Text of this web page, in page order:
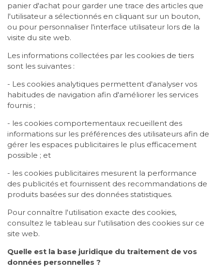
panier d'achat pour garder une trace des articles que
l'utilisateur a sélectionnés en cliquant sur un bouton,
ou pour personnaliser l'interface utilisateur lors de la
visite du site web.
Les informations collectées par les cookies de tiers
sont les suivantes :
- Les cookies analytiques permettent d'analyser vos
habitudes de navigation afin d'améliorer les services
fournis ;
- les cookies comportementaux recueillent des
informations sur les préférences des utilisateurs afin de
gérer les espaces publicitaires le plus efficacement
possible ; et
- les cookies publicitaires mesurent la performance
des publicités et fournissent des recommandations de
produits basées sur des données statistiques.
Pour connaître l'utilisation exacte des cookies,
consultez le tableau sur l'utilisation des cookies sur ce
site web.
Quelle est la base juridique du traitement de vos
données personnelles ?